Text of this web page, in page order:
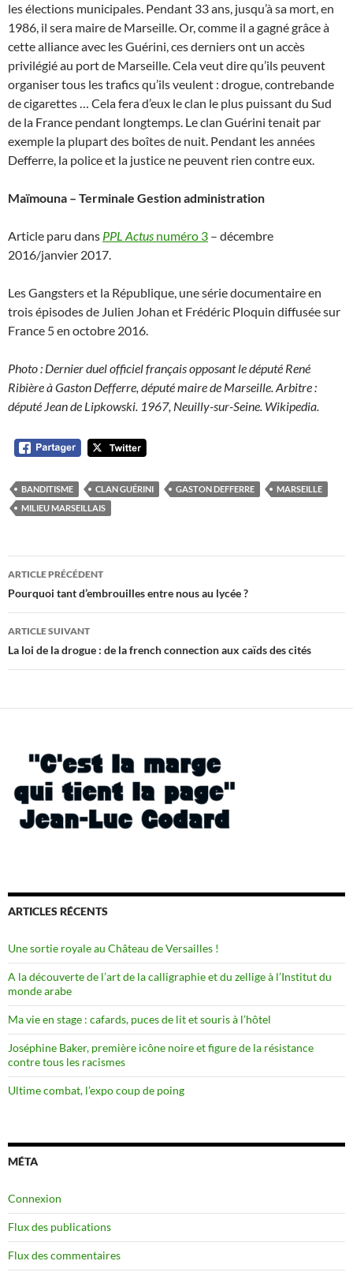
les élections municipales. Pendant 33 ans, jusqu’à sa mort, en
1986, il sera maire de Marseille. Or, comme il a gagné grâce à
cette alliance avec les Guérini, ces derniers ont un accès
privilégié au port de Marseille. Cela veut dire qu’ils peuvent
organiser tous les trafics qu’ils veulent : drogue, contrebande
de cigarettes … Cela fera d’eux le clan le plus puissant du Sud
de la France pendant longtemps. Le clan Guérini tenait par
exemple la plupart des boîtes de nuit. Pendant les années
Defferre, la police et la justice ne peuvent rien contre eux.
Maïmouna – Terminale Gestion administration
Article paru dans PPL Actus numéro 3 – décembre
2016/janvier 2017.
Les Gangsters et la République, une série documentaire en
trois épisodes de Julien Johan et Frédéric Ploquin diffusée sur
France 5 en octobre 2016.
Photo : Dernier duel officiel français opposant le député René
Ribière à Gaston Defferre, député maire de Marseille. Arbitre :
député Jean de Lipkowski. 1967, Neuilly-sur-Seine. Wikipedia.
BANDITISME CLAN GUÉRINI GASTON DEFFERRE
MARSEILLE
MILIEU MARSEILLAIS
Navigation
des
articles
ARTICLE PRÉCÉDENT
Pourquoi tant d’embrouilles entre nous au lycée ?
ARTICLE SUIVANT
La loi de la drogue : de la french connection aux caïds des cités
ARTICLES RÉCENTS
Une sortie royale au Château de Versailles !
A la découverte de l’art de la calligraphie et du zellige à l’Institut du
monde arabe
Ma vie en stage : cafards, puces de lit et souris à l’hôtel
Joséphine Baker, première icône noire et figure de la résistance
contre tous les racismes
Ultime combat, l’expo coup de poing
MÉTA
Connexion
Flux des publications
Flux des commentaires